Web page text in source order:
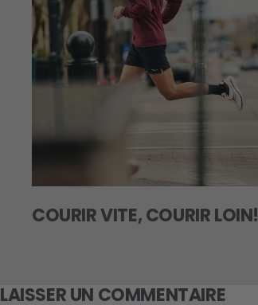
COURIR VITE, COURIR LOIN!
LAISSER UN COMMENTAIRE